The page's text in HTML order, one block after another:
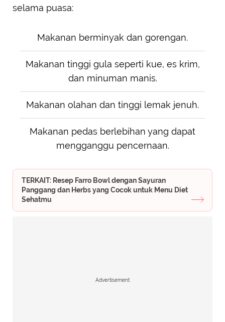
selama puasa:
Makanan berminyak dan gorengan.
Makanan tinggi gula seperti kue, es krim,
dan minuman manis.
Makanan olahan dan tinggi lemak jenuh.
Makanan pedas berlebihan yang dapat
mengganggu pencernaan.
TERKAIT: Resep Farro Bowl dengan Sayuran
Panggang dan Herbs yang Cocok untuk Menu Diet
Sehatmu
Advertisement